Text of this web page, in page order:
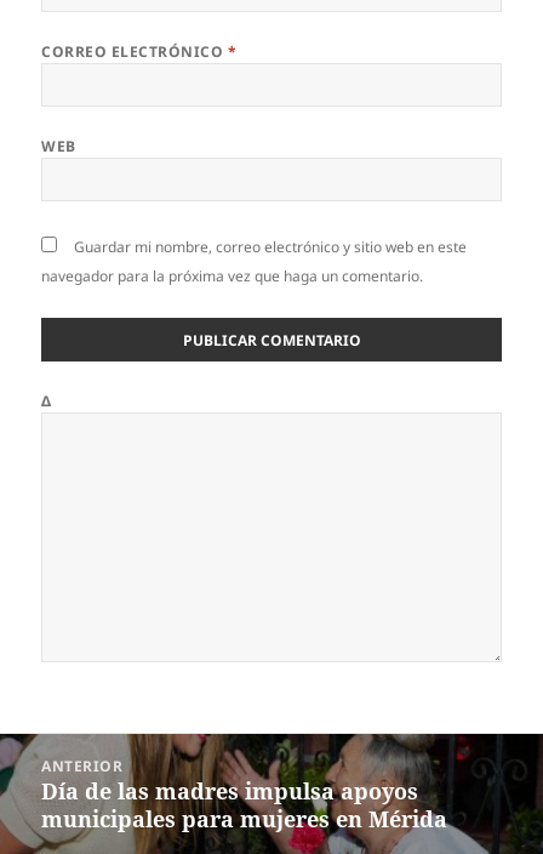
CORREO ELECTRÓNICO *
WEB
Guardar mi nombre, correo electrónico y sitio web en este
navegador para la próxima vez que haga un comentario.
Δ
Navegación
de
entradas
ANTERIOR
Entrada
anterior:
Día de las madres impulsa apoyos
municipales para mujeres en Mérida